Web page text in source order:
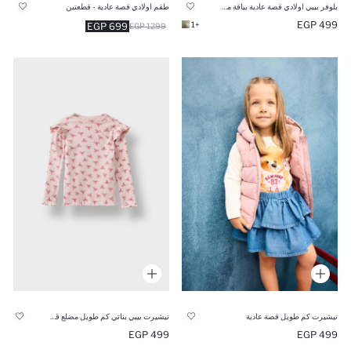
499 EGP
+1
طقم اولادي قصة عادية - قطعتين
699 EGP 1299 EGP
تيشيرت كم طويل قصة عادية
499 EGP
499 EGP